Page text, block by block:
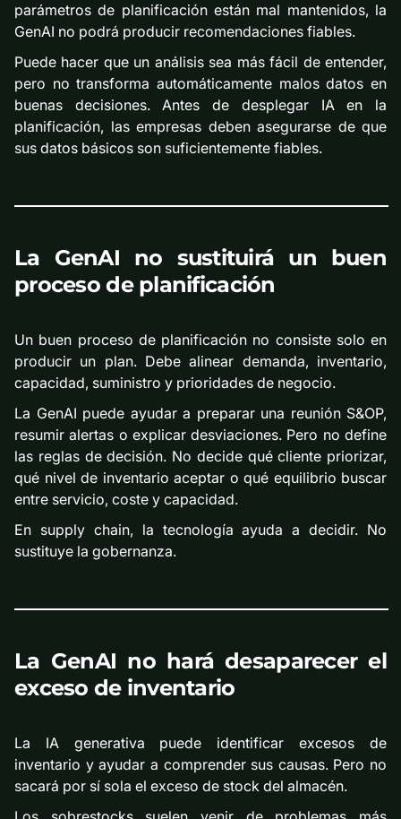
parámetros de planificación están mal mantenidos, la
GenAI no podrá producir recomendaciones fiables.
Puede hacer que un análisis sea más fácil de entender,
pero no transforma automáticamente malos datos en
buenas decisiones. Antes de desplegar IA en la
planificación, las empresas deben asegurarse de que
sus datos básicos son suficientemente fiables.
La GenAI no sustituirá un buen
proceso de planificación
Un buen proceso de planificación no consiste solo en
producir un plan. Debe alinear demanda, inventario,
capacidad, suministro y prioridades de negocio.
La GenAI puede ayudar a preparar una reunión S&OP,
resumir alertas o explicar desviaciones. Pero no define
las reglas de decisión. No decide qué cliente priorizar,
qué nivel de inventario aceptar o qué equilibrio buscar
entre servicio, coste y capacidad.
En supply chain, la tecnología ayuda a decidir. No
sustituye la gobernanza.
La GenAI no hará desaparecer el
exceso de inventario
La IA generativa puede identificar excesos de
inventario y ayudar a comprender sus causas. Pero no
sacará por sí sola el exceso de stock del almacén.